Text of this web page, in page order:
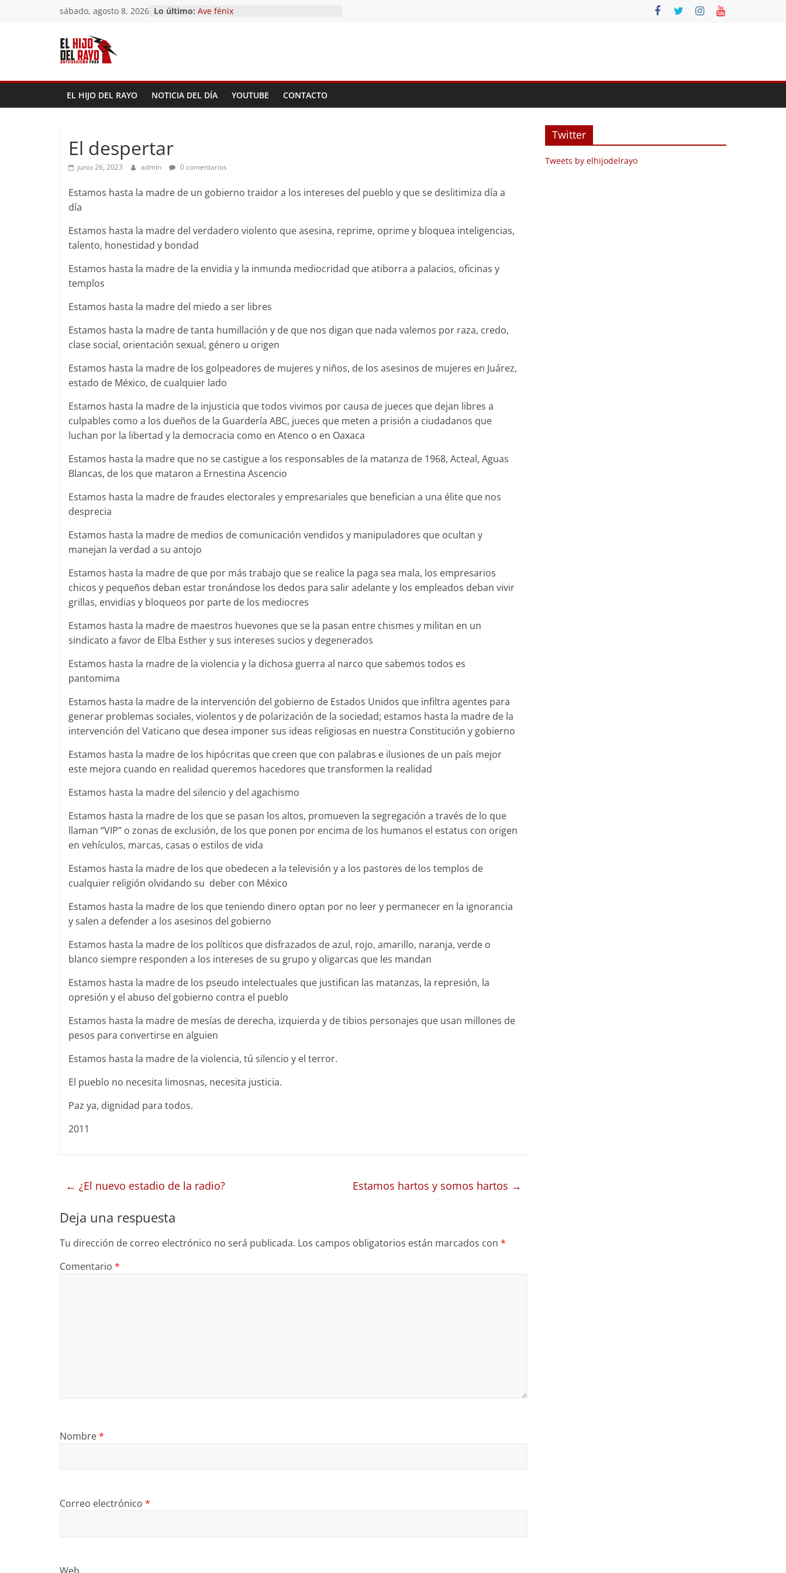
sábado, agosto 8, 2026 Lo último: Pandemonium)
EL HIJO DEL RAYO NOTICIA DEL DÍA YOUTUBE CONTACTO
El despertar
junio 26, 2023 admin 0 comentarios
Estamos hasta la madre de un gobierno traidor a los intereses del pueblo y que se deslitimiza día a
día
Estamos hasta la madre del verdadero violento que asesina, reprime, oprime y bloquea inteligencias,
talento, honestidad y bondad
Estamos hasta la madre de la envidia y la inmunda mediocridad que atiborra a palacios, oficinas y
templos
Estamos hasta la madre del miedo a ser libres
Estamos hasta la madre de tanta humillación y de que nos digan que nada valemos por raza, credo,
clase social, orientación sexual, género u origen
Estamos hasta la madre de los golpeadores de mujeres y niños, de los asesinos de mujeres en Juárez,
estado de México, de cualquier lado
Estamos hasta la madre de la injusticia que todos vivimos por causa de jueces que dejan libres a
culpables como a los dueños de la Guardería ABC, jueces que meten a prisión a ciudadanos que
luchan por la libertad y la democracia como en Atenco o en Oaxaca
Estamos hasta la madre que no se castigue a los responsables de la matanza de 1968, Acteal, Aguas
Blancas, de los que mataron a Ernestina Ascencio
Estamos hasta la madre de fraudes electorales y empresariales que benefician a una élite que nos
desprecia
Estamos hasta la madre de medios de comunicación vendidos y manipuladores que ocultan y
manejan la verdad a su antojo
Estamos hasta la madre de que por más trabajo que se realice la paga sea mala, los empresarios
chicos y pequeños deban estar tronándose los dedos para salir adelante y los empleados deban vivir
grillas, envidias y bloqueos por parte de los mediocres
Estamos hasta la madre de maestros huevones que se la pasan entre chismes y militan en un
sindicato a favor de Elba Esther y sus intereses sucios y degenerados
Estamos hasta la madre de la violencia y la dichosa guerra al narco que sabemos todos es
pantomima
Estamos hasta la madre de la intervención del gobierno de Estados Unidos que infiltra agentes para
generar problemas sociales, violentos y de polarización de la sociedad; estamos hasta la madre de la
intervención del Vaticano que desea imponer sus ideas religiosas en nuestra Constitución y gobierno
Estamos hasta la madre de los hipócritas que creen que con palabras e ilusiones de un país mejor
este mejora cuando en realidad queremos hacedores que transformen la realidad
Estamos hasta la madre del silencio y del agachismo
Estamos hasta la madre de los que se pasan los altos, promueven la segregación a través de lo que
llaman “VIP” o zonas de exclusión, de los que ponen por encima de los humanos el estatus con origen
en vehículos, marcas, casas o estilos de vida
Estamos hasta la madre de los que obedecen a la televisión y a los pastores de los templos de
cualquier religión olvidando su deber con México
Estamos hasta la madre de los que teniendo dinero optan por no leer y permanecer en la ignorancia
y salen a defender a los asesinos del gobierno
Estamos hasta la madre de los políticos que disfrazados de azul, rojo, amarillo, naranja, verde o
blanco siempre responden a los intereses de su grupo y oligarcas que les mandan
Estamos hasta la madre de los pseudo intelectuales que justifican las matanzas, la represión, la
opresión y el abuso del gobierno contra el pueblo
Estamos hasta la madre de mesías de derecha, izquierda y de tibios personajes que usan millones de
pesos para convertirse en alguien
Estamos hasta la madre de la violencia, tú silencio y el terror.
El pueblo no necesita limosnas, necesita justicia.
Paz ya, dignidad para todos.
2011
← ¿El nuevo estadio de la radio? Estamos hartos y somos hartos →
Deja una respuesta
Tu dirección de correo electrónico no será publicada. Los campos obligatorios están marcados con *
Comentario *
Nombre*
Correo electrónico *
Twitter
Tweets by elhijodelrayo